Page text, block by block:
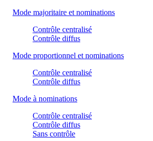
Mode majoritaire et nominations
Contrôle centralisé
Contrôle diffus
Mode proportionnel et nominations
Contrôle centralisé
Contrôle diffus
Mode à nominations
Contrôle centralisé
Contrôle diffus
Sans contrôle